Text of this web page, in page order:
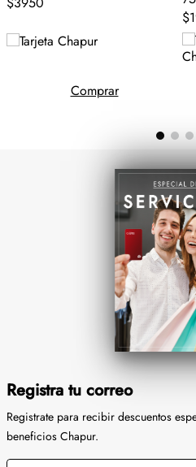
Comprar
Registra tu correo
Registrate para recibir descuentos
beneficios Chapur.